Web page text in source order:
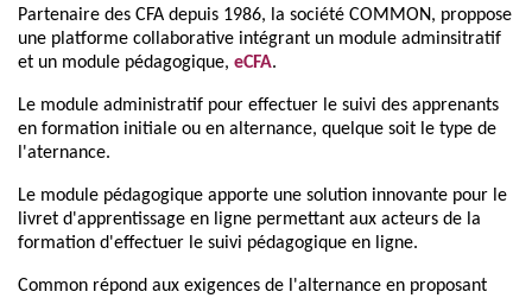
Partenaire des CFA depuis 1986, la société COMMON, proppose
une platforme collaborative intégrant un module adminsitratif
et un module pédagogique, eCFA.
Le module administratif pour effectuer le suivi des apprenants
en formation initiale ou en alternance, quelque soit le type de
l'aternance.
Le module pédagogique apporte une solution innovante pour le
livret d'apprentissage en ligne permettant aux acteurs de la
formation d'effectuer le suivi pédagogique en ligne.
Common répond aux exigences de l'alternance en proposant